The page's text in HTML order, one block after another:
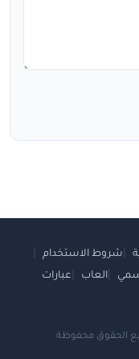
شروط الاستخدام
العاب عبارات
الحقوق محفوظة